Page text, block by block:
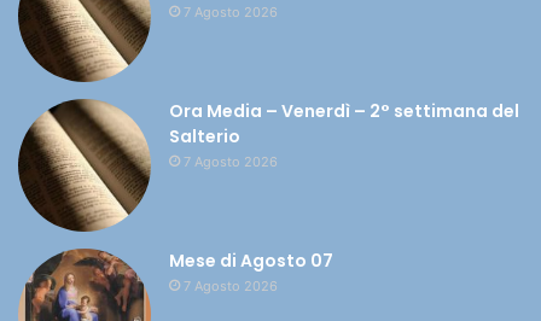
7 Agosto 2026
Ora Media – Venerdì – 2° settimana del
Salterio
7 Agosto 2026
Mese di Agosto 07
7 Agosto 2026